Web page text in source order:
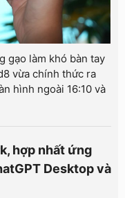
gạo làm khó bàn tay
vừa chính thức ra
hình ngoài 16:10 và
hợp nhất ứng
Desktop và